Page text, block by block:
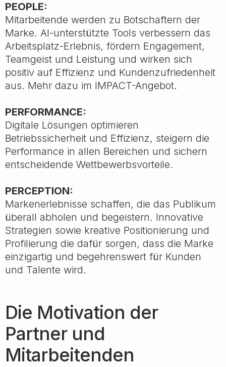
PEOPLE:
Mitarbeitende werden zu Botschaftern der
Marke. AI-unterstützte Tools verbessern das
Arbeitsplatz-Erlebnis, fördern Engagement,
Teamgeist und Leistung und wirken sich
positiv auf Effizienz und Kundenzufriedenheit
aus. Mehr dazu im IMPACT-Angebot.
PERFORMANCE:
Digitale Lösungen optimieren
Betriebssicherheit und Effizienz, steigern die
Performance in allen Bereichen und sichern
entscheidende Wettbewerbsvorteile.
PERCEPTION:
Markenerlebnisse schaffen, die das Publikum
überall abholen und begeistern. Innovative
Strategien sowie kreative Positionierung und
Profilierung die dafür sorgen, dass die Marke
einzigartig und begehrenswert für Kunden
und Talente wird.
Die Motivation der
Partner und
Mitarbeitenden